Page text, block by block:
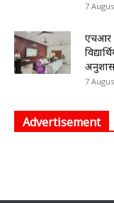
7
एचआर
7
Advertisement